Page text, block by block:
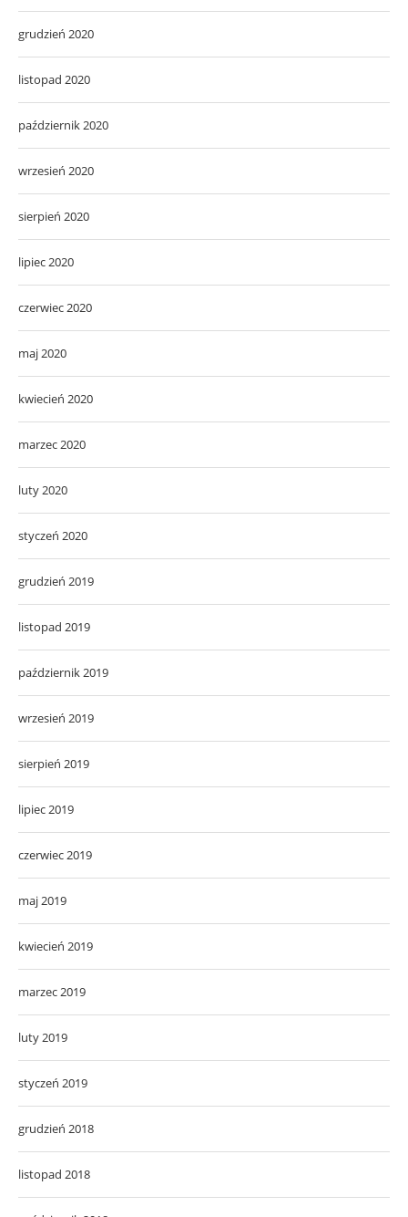
grudzień 2020
listopad 2020
październik 2020
wrzesień 2020
sierpień 2020
lipiec 2020
czerwiec 2020
maj 2020
kwiecień 2020
marzec 2020
luty 2020
styczeń 2020
grudzień 2019
listopad 2019
październik 2019
wrzesień 2019
sierpień 2019
lipiec 2019
czerwiec 2019
maj 2019
kwiecień 2019
marzec 2019
luty 2019
styczeń 2019
grudzień 2018
listopad 2018